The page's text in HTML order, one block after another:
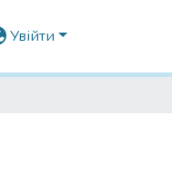
Увійти